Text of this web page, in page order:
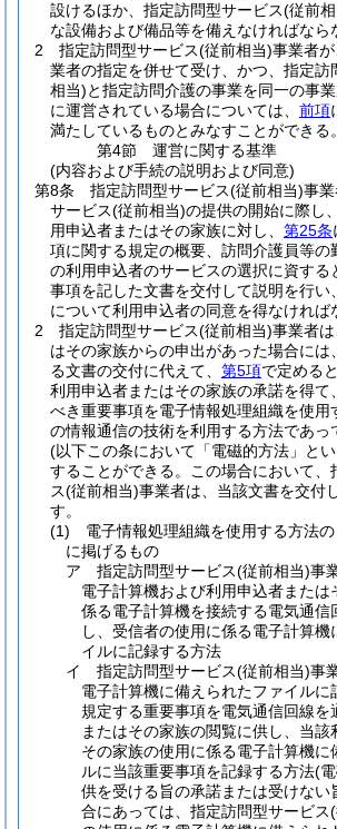
設けるほか、指定訪問型サービス(従前
な設備および備品等を備えなければなら
2
指定訪問型サービス(従前相当)事業者
業者の指定を併せて受け、かつ、指定訪
相当)と指定訪問介護の事業を同一の事
に運営されている場合については、 前項
満たしているものとみなすことができる。
第4節
運営に関する基準
(内容および手続の説明および同意)
第8条
指定訪問型サービス(従前相当)事
サービス(従前相当)の提供の開始に際し
用申込者またはその家族に対し、 第25条
項に関する規定の概要、訪問介護員等の
の利用申込者のサービスの選択に資する
事項を記した文書を交付して説明を行い
について利用申込者の同意を得なければ
2
指定訪問型サービス(従前相当)事業者
はその家族からの申出があった場合には、
る文書の交付に代えて、 第5項で定める
利用申込者またはその家族の承諾を得て
べき重要事項を電子情報処理組織を使用
の情報通信の技術を利用する方法であっ
(以下この条において「電磁的方法」と
することができる。
この場合において、
ス(従前相当)事業者は、当該文書を交付
す。
(1)
電子情報処理組織を使用する方法の
に掲げるもの
ア
指定訪問型サービス(従前相当)事
電子計算機および利用申込者または
係る電子計算機を接続する電気通信
し、受信者の使用に係る電子計算機
イルに記録する方法
イ
指定訪問型サービス(従前相当)事
電子計算機に備えられたファイルに
規定する重要事項を電気通信回線を
またはその家族の閲覧に供し、当該
その家族の使用に係る電子計算機に
ルに当該重要事項を記録する方法(
供を受ける旨の承諾または受けない
合にあっては、指定訪問型サービス